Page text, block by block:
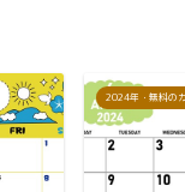
2024年・無料の